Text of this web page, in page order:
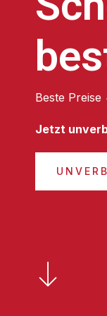
Beste
Jetzt